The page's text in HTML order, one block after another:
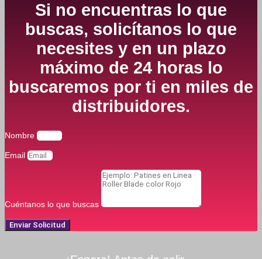
Si no encuentras lo que
buscas, solicítanos lo que
necesites y en un plazo
máximo de 24 horas lo
buscaremos por ti en miles de
distribuidores.
Nombre
Email
Cuéntanos lo que buscas
Enviar Solicitud